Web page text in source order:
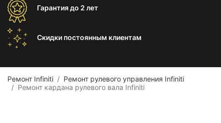
Гарантиядо 2 лет
Скидки постоянным клиентам
Ремонт Infiniti
Ремонт рулевого управления Infiniti
Ремонт кардана рулевого вала Infiniti